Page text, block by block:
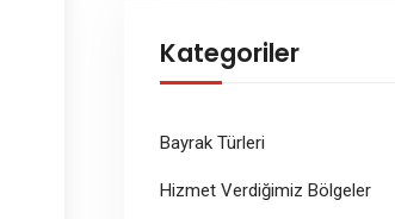
Kategoriler
Bayrak Türleri
Hizmet Verdiğimiz Bölgeler